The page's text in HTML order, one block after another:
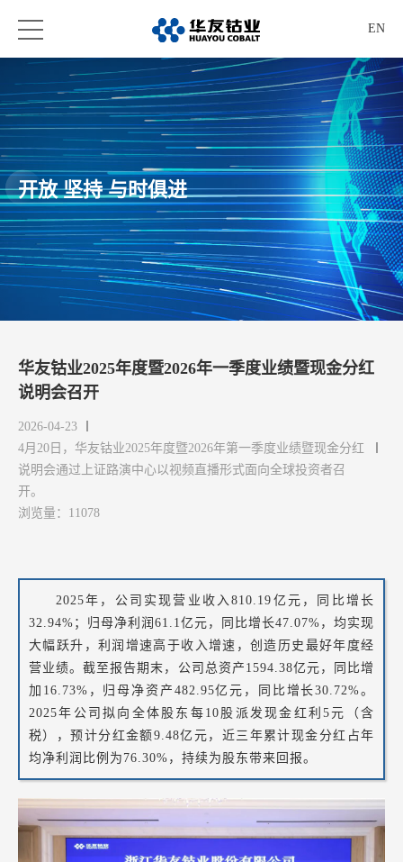
EN
开放 坚持 与时俱进
华友钴业2025年度暨2026年一季度业绩暨现金分红
说明会召开
2026-04-23
4月20日，华友钴业2025年度暨2026年第一季度业绩暨现金分红
说明会通过上证路演中心以视频直播形式面向全球投资者召
开。
浏览量：11078
2025年，公司实现营业收入810.19亿元，同比增长
32.94%；归母净利润61.1亿元，同比增长47.07%，均实现
大幅跃升，利润增速高于收入增速，创造历史最好年度经
营业绩。截至报告期末，公司总资产1594.38亿元，同比增
加16.73%，归母净资产482.95亿元，同比增长30.72%。
2025年公司拟向全体股东每10股派发现金红利5元（含
税），预计分红金额9.48亿元，近三年累计现金分红占年
均净利润比例为76.30%，持续为股东带来回报。